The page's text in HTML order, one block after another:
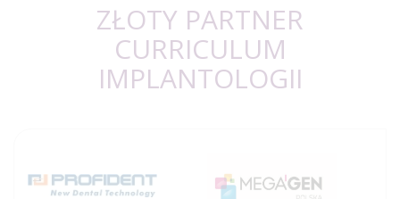
ZŁOTY PARTNER
CURRICULUM
IMPLANTOLOGII